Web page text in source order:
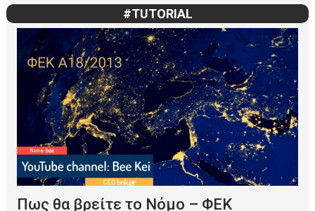
#TUTORIAL
Πως θα βρείτε το Νόμο – ΦΕΚ